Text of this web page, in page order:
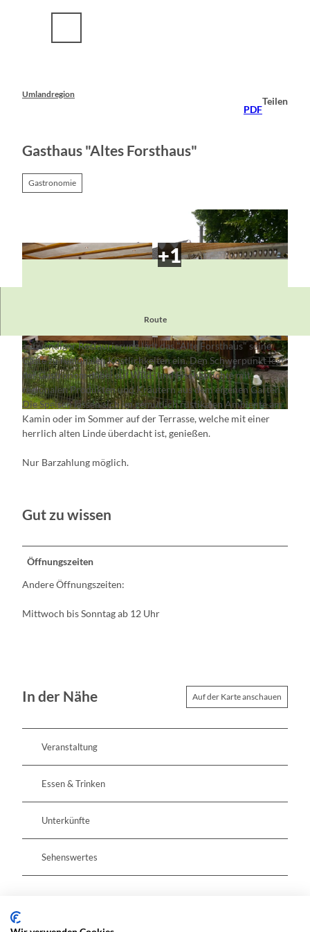
Umlandregion
PDF
Teilen
Gasthaus "Altes Forsthaus"
Gastronomie
© Altes Forsthaus Waldsieversdorf
© Altes Forsthaus Waldsieversdorf © Altes Forsthaus Waldsieversdorf
Route
Das "Wickelstakenhaus" ist mit seiner Ersterwähnung im Jahr
aufwendiger Restaurierung lädt das "Alte Forsthaus" seine
Gäste zu regionalen Köstlichkeiten ein. Den Schwerpunkt legt
der Gastronom dabei auf Wild- und Fischgerichte mit
regionalen Produkten und Kräutern aus dem eigenen Garten.
Die Speisen lassen sich im gemütlich rustikalen Ambiente am
Kamin oder im Sommer auf der Terrasse, welche mit einer
herrlich alten Linde überdacht ist, genießen.
Nur Barzahlung möglich.
Gut zu wissen
Öffnungszeiten
Andere Öffnungszeiten:
Mittwoch bis Sonntag ab 12 Uhr
In der Nähe Auf der Karte anschauen
Veranstaltung
Essen & Trinken
Unterkünfte
Sehenswertes